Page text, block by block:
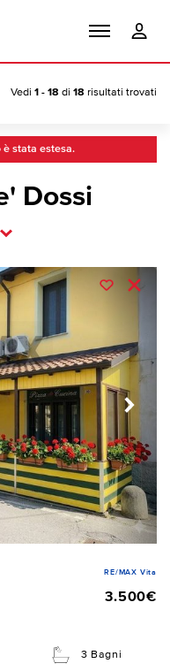
Vedi 1 - 18 di 18 risultati trovati
è stata estesa.
Dossi
RE/MAX Vita
3.500€
3 Bagni